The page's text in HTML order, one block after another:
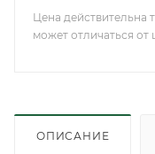
Цена действительна
может отличаться от
ОПИСАНИЕ